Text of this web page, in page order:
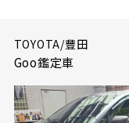
TOYOTA/豐田
Goo鑑定車